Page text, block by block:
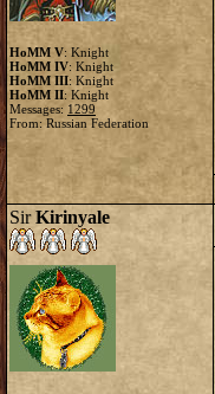
HoMM V: Knight
HoMM IV: Knight
HoMM III: Knight
HoMM II: Knight
Messages: 1299
From: Russian Federation
SirKirinyale